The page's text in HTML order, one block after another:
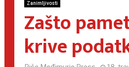
Zanimljivosti
Zašto
krive